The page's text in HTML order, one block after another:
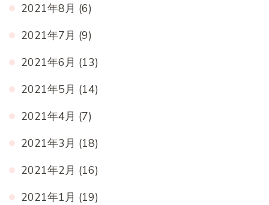
2021年8月 (6)
2021年7月 (9)
2021年6月 (13)
2021年5月 (14)
2021年4月 (7)
2021年3月 (18)
2021年2月 (16)
2021年1月 (19)